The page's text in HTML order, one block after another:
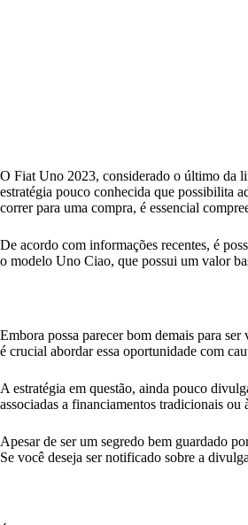
O Fiat Uno 2023, considerado o último da
estratégia pouco conhecida que possibilita
correr para uma compra, é essencial
De acordo com informações recentes, é
o modelo Uno Ciao, que possui um valor
Embora possa parecer bom demais para
é crucial abordar essa oportunidade com
A estratégia em questão, ainda pouco
associadas a financiamentos tradicionais
Apesar de ser um segredo bem guardado
Se você deseja ser notificado sobre a